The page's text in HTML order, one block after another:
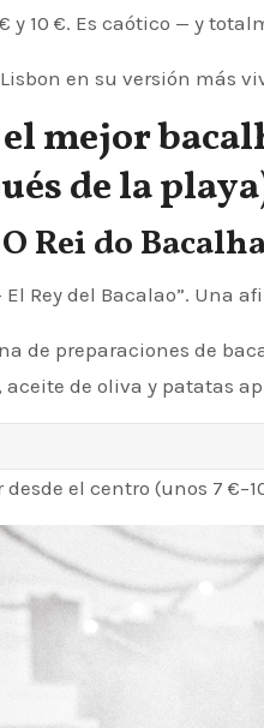
y 10 €. Es caótico — y
en su versión más
mejor
de la
Rei do
Rey del Bacalao”. Una
de preparaciones de
de oliva y patatas
el centro (unos 7